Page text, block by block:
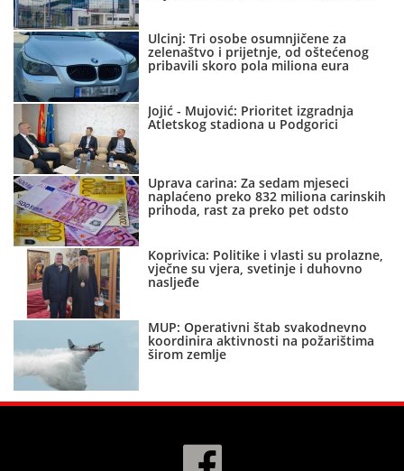
Ulcinj: Tri osobe osumnjičene za
zelenaštvo i prijetnje, od oštećenog
pribavili skoro pola miliona eura
Jojić - Mujović: Prioritet izgradnja
Atletskog stadiona u Podgorici
Uprava carina: Za sedam mjeseci
naplaćeno preko 832 miliona carinskih
prihoda, rast za preko pet odsto
Koprivica: Politike i vlasti su prolazne,
vječne su vjera, svetinje i duhovno
nasljeđe
MUP: Operativni štab svakodnevno
koordinira aktivnosti na požarištima
širom zemlje